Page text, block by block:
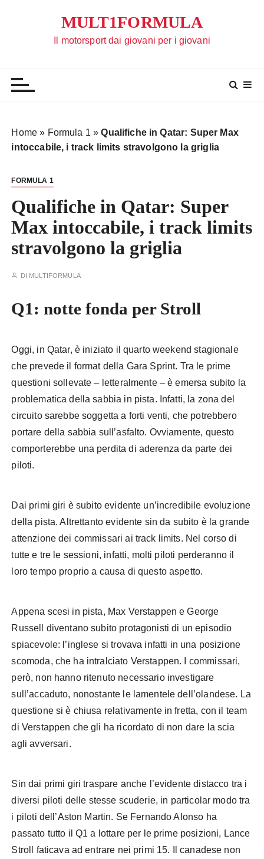
MULT1FORMULA
Il motorsport dai giovani per i giovani
Home » Formula 1 »Qualifiche in Qatar: Super Max
intoccabile, i track limits stravolgono la griglia
FORMULA 1
Qualifiche in Qatar: Super
Max intoccabile, i track limits
stravolgono la griglia
DI MULTIFORMULA
Q1: notte fonda per Stroll
Oggi, in Qatar, è iniziato il quarto weekend stagionale
che prevede il format della Gara Sprint. Tra le prime
questioni sollevate – letteralmente – è emersa subito la
problematica della sabbia in pista. Infatti, la zona del
circuito sarebbe soggetta a forti venti, che potrebbero
portare della sabbia sull’asfalto. Ovviamente, questo
comporterebbe una perdita di aderenza da parte dei
piloti.
Dai primi giri è subito evidente un’incredibile evoluzione
della pista. Altrettanto evidente sin da subito è la grande
attenzione dei commissari ai track limits. Nel corso di
tutte e tre le sessioni, infatti, molti piloti perderanno il
loro tempo proprio a causa di questo aspetto.
Appena scesi in pista, Max Verstappen e George
Russell diventano subito protagonisti di un episodio
spiacevole: l’inglese si trovava infatti in una posizione
scomoda, che ha intralciato Verstappen. I commissari,
però, non hanno ritenuto necessario investigare
sull’accaduto, nonostante le lamentele dell’olandese. La
questione si è chiusa relativamente in fretta, con il team
di Verstappen che gli ha ricordato di non dare la scia
agli avversari.
Sin dai primi giri traspare anche l’evidente distacco tra i
diversi piloti delle stesse scuderie, in particolar modo tra
i piloti dell’Aston Martin. Se Fernando Alonso ha
passato tutto il Q1 a lottare per le prime posizioni, Lance
Stroll faticava ad entrare nei primi 15. Il canadese non